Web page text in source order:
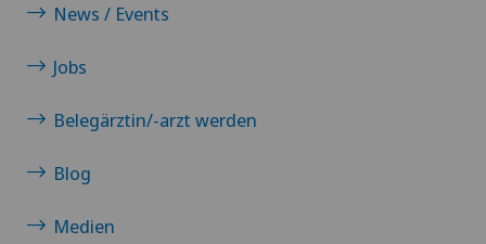
News / Events
Jobs
Belegärztin/-arzt werden
Blog
Medien